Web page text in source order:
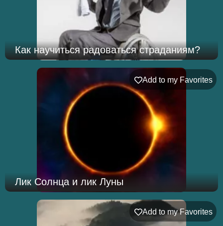
Как научиться радоваться страданиям?
Add to my Favorites
Лик Солнца и лик Луны
Add to my Favorites